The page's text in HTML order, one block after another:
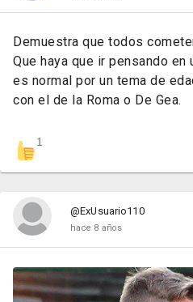
Demuestra que todos
Que haya que ir pensando
es normal por un tema de
con el de la Roma o De Gea.
1
@ExUsuario110
hace 8 años